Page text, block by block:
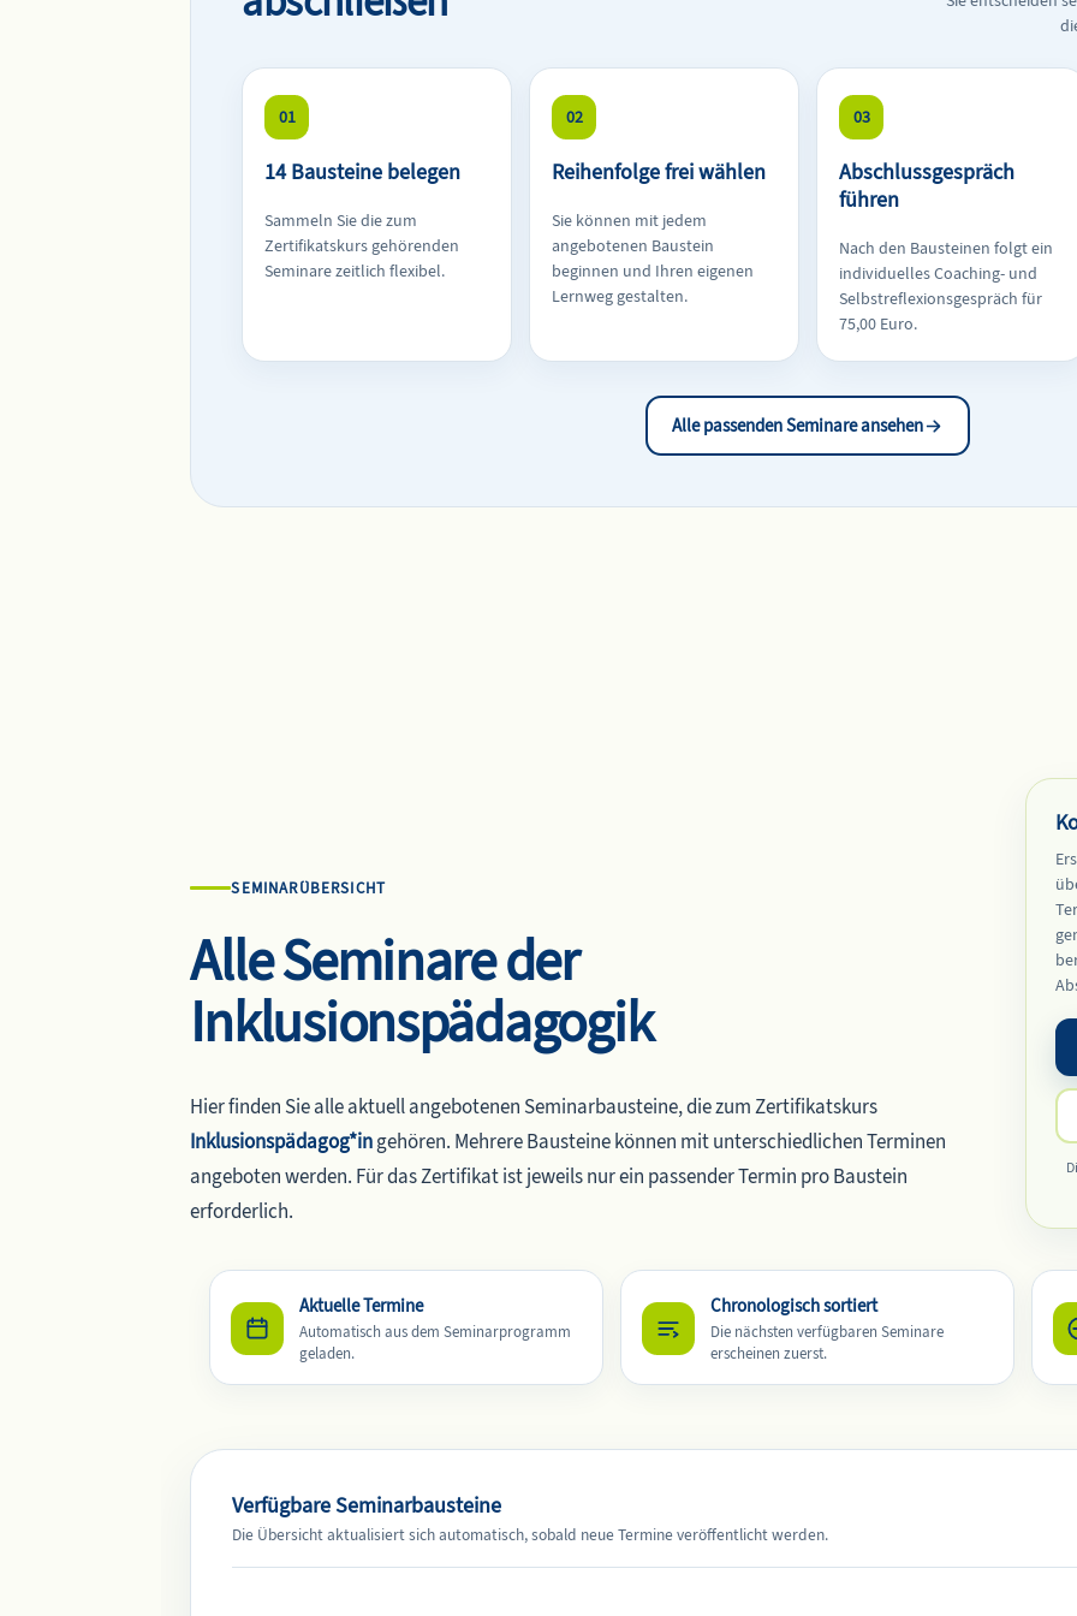
01
14 Bausteine belegen
Sammeln Sie die zum
Zertifikatskurs gehörenden
Seminare zeitlich flexibel.
02
Reihenfolge frei wählen
Sie können mit jedem
angebotenen Baustein
beginnen und Ihren eigenen
Lernweg gestalten.
03
Abschlussgespräch
führen
Nach den Bausteinen folgt ein
individuelles Coaching- und
Selbstreflexionsgespräch für
75,00 Euro.
Alle passenden Seminare ansehen
SEMINARÜBERSICHT
Alle Seminare der
Inklusionspädagogik
Hier finden Sie alle aktuell angebotenen Seminarbausteine, die zum Zertifikatskurs
Inklusionspädagog*ingehören. Mehrere Bausteine können mit unterschiedlichen Terminen
angeboten werden. Für das Zertifikat ist jeweils nur ein passender Termin pro Baustein
erforderlich.
Aktuelle Termine
Automatisch aus dem Seminarprogramm
geladen.
Chronologisch sortiert
Die nächsten verfügbaren Seminare
erscheinen zuerst.
Verfügbare Seminarbausteine
Die Übersicht aktualisiert sich automatisch, sobald neue Termine veröffentlicht werden.